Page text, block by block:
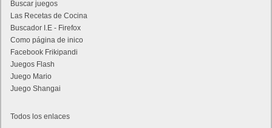
Buscar juegos
Las Recetas de Cocina
Buscador I.E - Firefox
Como página de inico
Facebook Frikipandi
Juegos Flash
Juego Mario
Juego Shangai
Todos los enlaces